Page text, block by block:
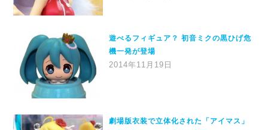
遊べるフィギュア？ 初音ミクの黒ひげ危
機一発が登場
2014年11月19日
劇場版衣装で立体化された「アイマス」